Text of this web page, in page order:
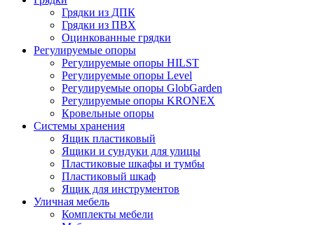
Грядки из ДПК
Грядки из ПВХ
Оцинкованные грядки
Регулируемые опоры
Регулируемые опоры HILST
Регулируемые опоры Level
Регулируемые опоры GlobGarden
Регулируемые опоры KRONEX
Кровельные опоры
Системы хранения
Ящик пластиковый
Ящики и сундуки для улицы
Пластиковые шкафы и тумбы
Пластиковый шкаф
Ящик для инструментов
Уличная мебель
Комплекты мебели